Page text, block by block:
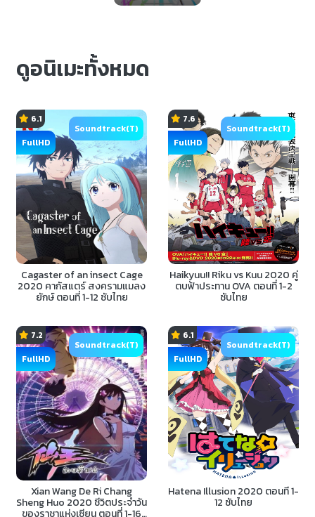
ดูอนิเมะทั้งหมด
6.1
FullHD
Soundtrack(T)
Cagaster of an insect Cage
2020 คากัสแตร์ สงครามแมลง
ยักษ์ ตอนที่ 1-12 ซับไทย
7.6
FullHD
Soundtrack(T)
Haikyuu!! Riku vs Kuu 2020 คู่
ตบฟ้าประทาน OVA ตอนที่ 1-2
ซับไทย
7.2
FullHD
Soundtrack(T)
Xian Wang De Ri Chang
Sheng Huo 2020 ชีวิตประจำวัน
ของราชาแห่งเซียน ตอนที่ 1-16
6.1
FullHD
Soundtrack(T)
Hatena Illusion 2020 ตอนที่ 1-
12 ซับไทย